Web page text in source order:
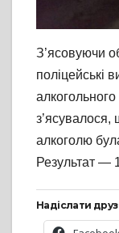
З’ясовуючи
поліцейські
алкогольного
алкоголю
Результат —
Надіслати